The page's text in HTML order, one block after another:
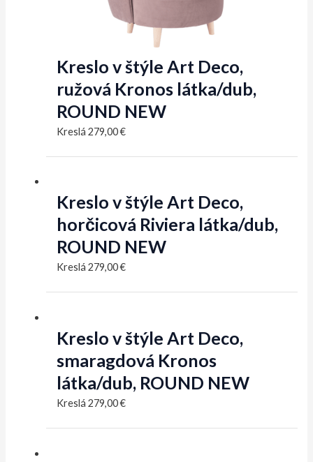
Kreslo v štýle Art Deco,
ružová Kronos látka/dub,
ROUND NEW
Kreslá 279,00€
Kreslo v štýle Art Deco,
horčicová Riviera látka/dub,
ROUND NEW
Kreslá 279,00€
Kreslo v štýle Art Deco,
smaragdová Kronos
látka/dub, ROUND NEW
Kreslá 279,00€